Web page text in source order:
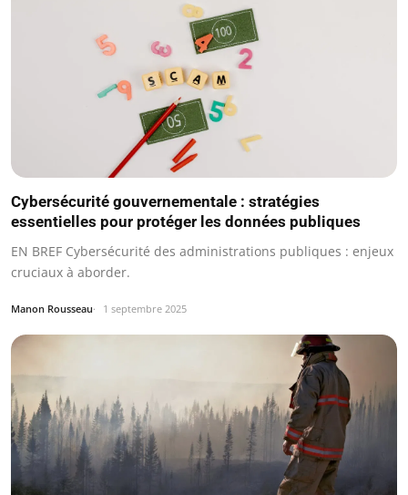
Cybersécurité gouvernementale : stratégies
essentielles pour protéger les données publiques
EN BREF Cybersécurité des administrations publiques : enjeux
cruciaux à aborder.
Manon Rousseau 1 septembre 2025